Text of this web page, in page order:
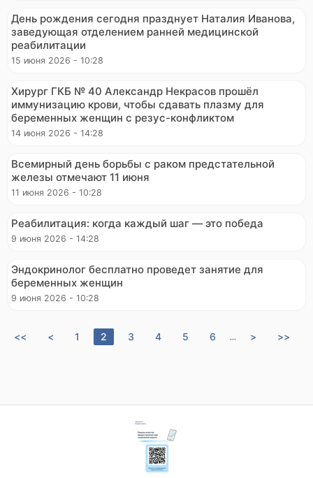
День рождения сегодня празднует Наталия Иванова,
заведующая отделением ранней медицинской
реабилитации
15 июня 2026 - 10:28
Хирург ГКБ № 40 Александр Некрасов прошёл
иммунизацию крови, чтобы сдавать плазму для
беременных женщин с резус-конфликтом
14 июня 2026 - 14:28
Всемирный день борьбы с раком предстательной
железы отмечают 11 июня
11 июня 2026 - 10:28
Реабилитация: когда каждый шаг — это победа
9 июня 2026 - 14:28
Эндокринолог бесплатно проведет занятие для
беременных женщин
9 июня 2026 - 10:28
<< < 1 2 3 4 5 6 ... > >>